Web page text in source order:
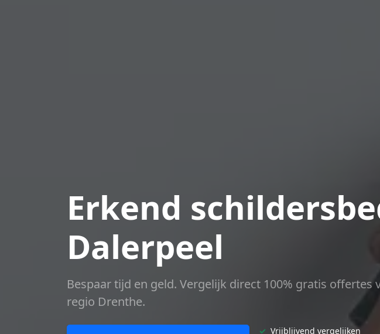
Erkend
Dalerpeel
Bespaar tijd en geld. Vergelijk direct 100% gratis
regio Drenthe.
✓ Vrijblijvend vergelijken